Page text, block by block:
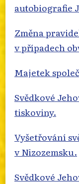
autobiografie
Změna
v případech
Majetek
Svědkové
tiskoviny.
Vyšetřování
v Nizozemsku.
Svědkové